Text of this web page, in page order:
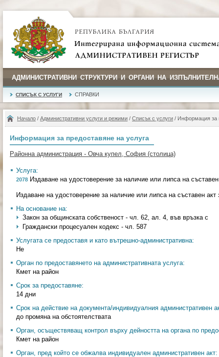
АДМИНИСТРАТИВНИ СТРУКТУРИ И ОРГАНИ НА
СПИСЪК С УСЛУГИ СПРАВКИ
Начало / Административни услуги и режими / Списък с услуги / Информация за
Информация за предоставяне на услуга
Районна администрация - Овча купел, София (столица)
Услуга:
2078 Издаване на удостоверение за наличие или липса на
Издаване на удостоверение за наличие или липса на съставен акт
На основание на:
Закон за общинската собственост - чл. 62, ал. 4, във връзка с
Граждански процесуален кодекс - чл. 587
Услугата се предоставя и като вътрешно-административна:
Не
Орган по предоставянето на административната услуга:
Кмет на район
Срок за предоставяне:
14 дни
Срок на действие на документа/индивидуалния административен
до промяна на обстоятелствата
Орган, осъществяващ контрол върху дейността на органа по
Кмет на район
Орган, пред който се обжалва индивидуален административен акт: